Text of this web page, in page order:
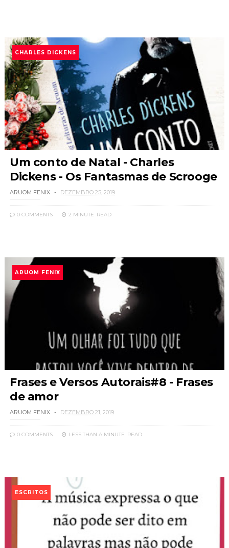
CHARLES DICKENS
Um conto de Natal - Charles
Dickens - Os Fantasmas de Scrooge
ARUOM FENIX DEZEMBRO 25, 2019
0 COMMENTS 2 MINUTE READ
ARUOM FENIX
Frases e Versos Autorais#8 - Frases
de amor
ARUOM FENIX DEZEMBRO 21, 2019
0 COMMENTS LESS THAN A MINUTE READ
ESCRITOS